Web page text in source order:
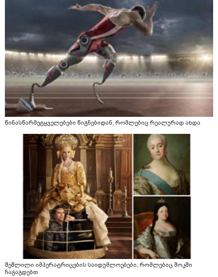
წინასწარმეტყველებები წიგნებიდან, რომლებიც რეალურად ახდა
შეშლილი იმპერატრიცების საიდუმლოებები, რომლებიც შოკში
ჩაგაგდებთ